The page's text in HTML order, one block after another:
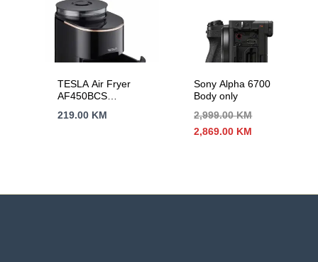
TESLA Air Fryer
AF450BCS
Snaga 1500W
219.00 KM
Sony Alpha 6700
Body only
2,999.00KM
Izvorna
cijena
2,869.00 KM